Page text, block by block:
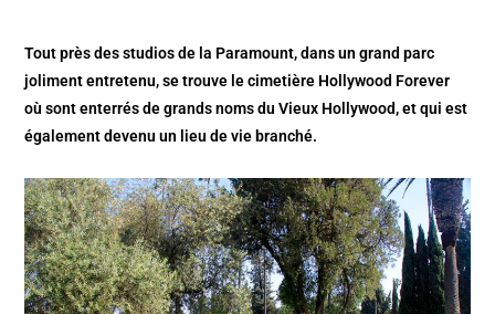
Tout près des studios de la Paramount, dans un grand parc
joliment entretenu, se trouve le cimetière Hollywood Forever
où sont enterrés de grands noms du Vieux Hollywood, et qui est
également devenu un lieu de vie branché.